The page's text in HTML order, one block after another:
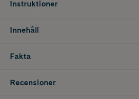
Instruktioner
Innehåll
Fakta
Recensioner